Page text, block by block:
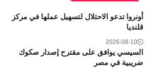
أونروا تدعو الاحتلال لتسهيل عملها في مركز
قلنديا
2026-08-10
السيسي يوافق على مقترح إصدار صكوك
ضريبية في مصر